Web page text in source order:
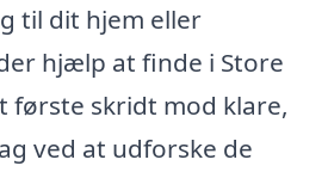
til dit hjem eller
hjælp at finde i Store
første skridt mod klare,
ved at udforske de